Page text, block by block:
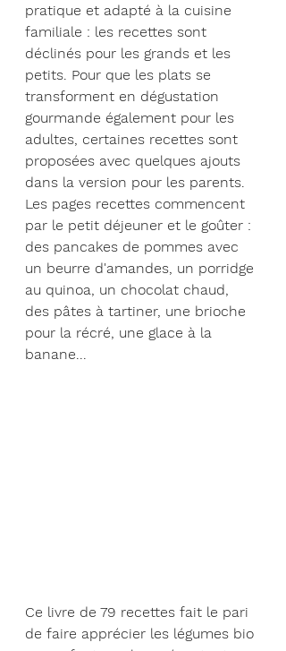
pratique et adapté à la cuisine
familiale : les recettes sont
déclinés pour les grands et les
petits. Pour que les plats se
transforment en dégustation
gourmande également pour les
adultes, certaines recettes sont
proposées avec quelques ajouts
dans la version pour les parents.
Les pages recettes commencent
par le petit déjeuner et le goûter :
des pancakes de pommes avec
un beurre d'amandes, un porridge
au quinoa, un chocolat chaud,
des pâtes à tartiner, une brioche
pour la récré, une glace à la
banane...
Ce livre de 79 recettes fait le pari
de faire apprécier les légumes bio